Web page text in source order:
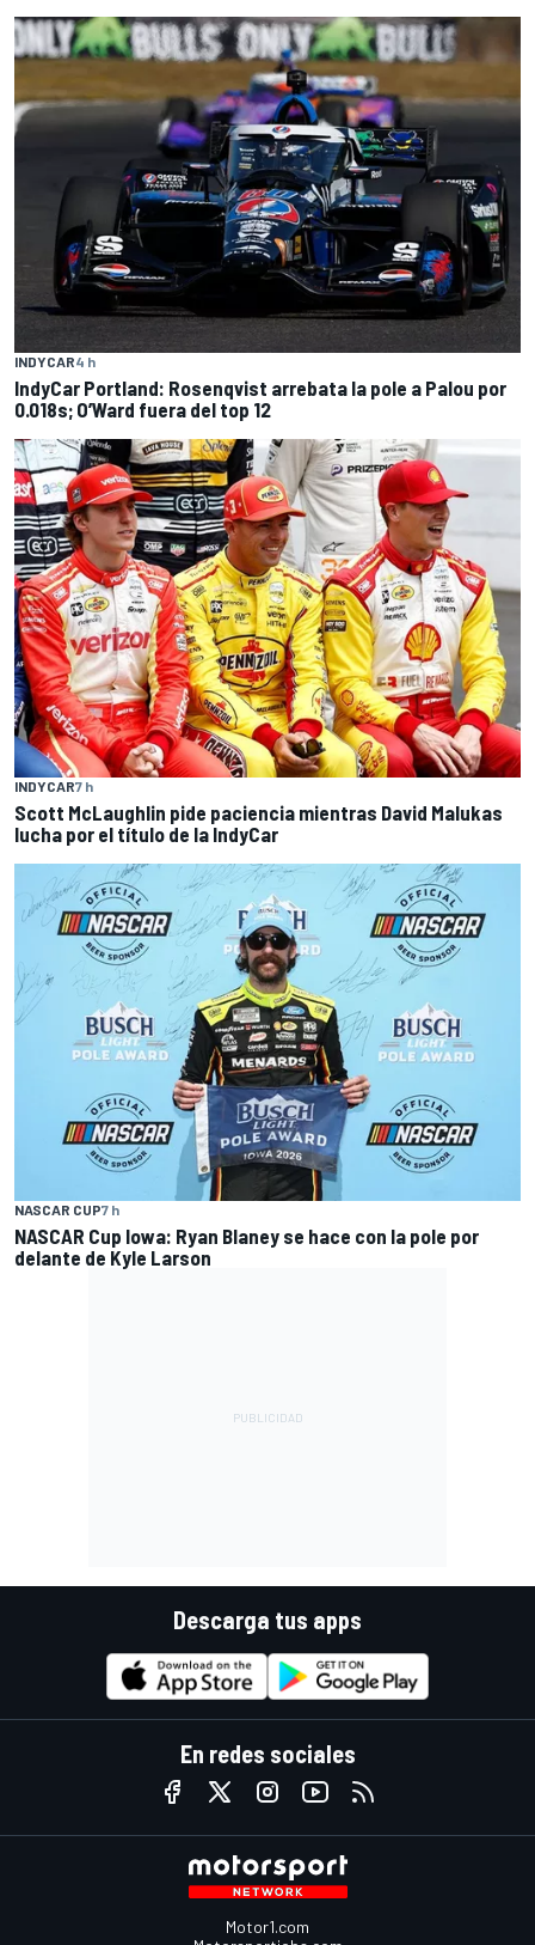
INDYCAR4 h
IndyCar Portland: Rosenqvist arrebata la pole a Palou por
0.018s; O’Ward fuera del top 12
INDYCAR7 h
Scott McLaughlin pide paciencia mientras David Malukas
lucha por el título de la IndyCar
NASCAR CUP7 h
NASCAR Cup Iowa: Ryan Blaney se hace con la pole por
delante de Kyle Larson
Descarga tus apps
En redes sociales
Motor1.com